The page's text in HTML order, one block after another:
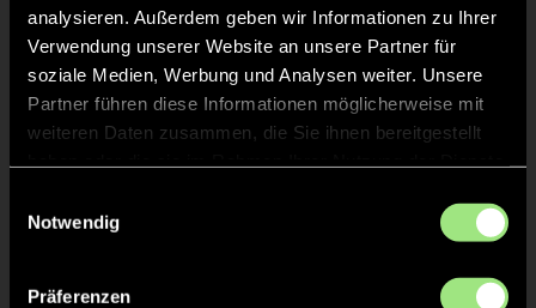
analysieren. Außerdem geben wir Informationen zu Ihrer
Verwendung unserer Website an unsere Partner für
soziale Medien, Werbung und Analysen weiter. Unsere
Partner führen diese Informationen möglicherweise mit
weiteren Daten zusammen, die Sie ihnen bereitgestellt
Notwendig
Präferenzen